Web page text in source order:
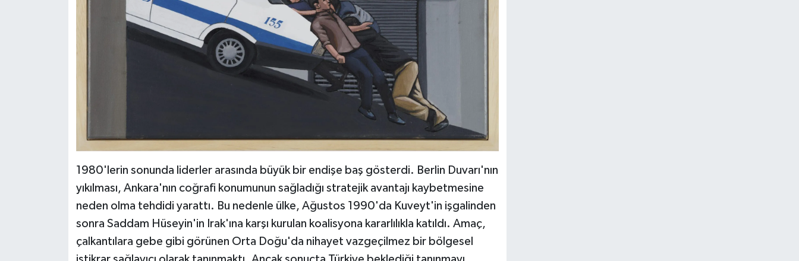
1980'lerin sonunda liderler arasında büyük bir endişe baş gösterdi. Berlin Duvarı'nın
yıkılması, Ankara'nın coğrafi konumunun sağladığı stratejik avantajı kaybetmesine
neden olma tehdidi yarattı. Bu nedenle ülke, Ağustos 1990'da Kuveyt'in işgalinden
sonra Saddam Hüseyin'in Irak'ına karşı kurulan koalisyona kararlılıkla katıldı. Amaç,
çalkantılara gebe gibi görünen Orta Doğu'da nihayet vazgeçilmez bir bölgesel